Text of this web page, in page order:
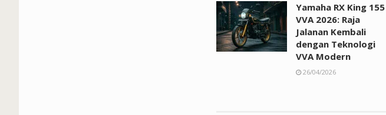
Yamaha RX King 155
VVA 2026: Raja
Jalanan Kembali
dengan Teknologi
VVA Modern
26/04/2026